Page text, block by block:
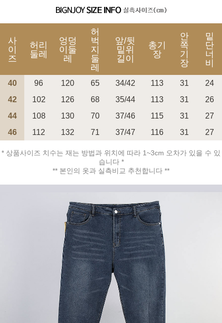
페이코 ID로 페
PAYCO 바로구매
사
이
즈
허리
둘레
엉덩
이둘
레
허
벅
지
둘
레
앞/뒷
밑위
길이
총기
장
안
쪽
기
장
밑
단
너
비
40 96 120 65 34/42 113 31
24
42
102 126 68 35/44 113 31
26
44
108 130 70 37/46 115 31
27
46
112 132 71 37/47 116 31 27
* 상품사이즈 치수는 재는 방법과 위치에 따라 1~3cm 오차가 있을 수 있
습니다 *
** 본인의 옷과 실측비교 추천합니다 **